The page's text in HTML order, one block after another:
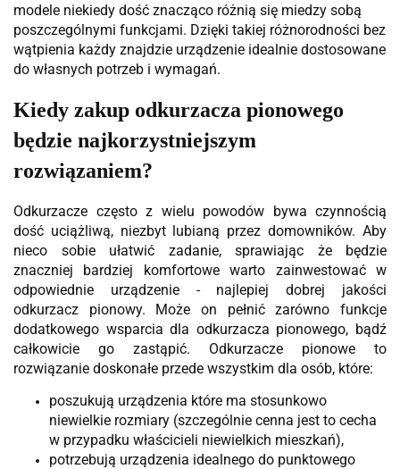
modele niekiedy dość znacząco różnią się miedzy sobą
poszczególnymi funkcjami. Dzięki takiej różnorodności bez
wątpienia każdy znajdzie urządzenie idealnie dostosowane
do własnych potrzeb i wymagań.
Kiedy zakup odkurzacza pionowego
będzie najkorzystniejszym
rozwiązaniem?
Odkurzacze często z wielu powodów bywa czynnością
dość uciążliwą, niezbyt lubianą przez domowników. Aby
nieco sobie ułatwić zadanie, sprawiając że będzie
znaczniej bardziej komfortowe warto zainwestować w
odpowiednie urządzenie - najlepiej dobrej jakości
odkurzacz pionowy. Może on pełnić zarówno funkcje
dodatkowego wsparcia dla odkurzacza pionowego, bądź
całkowicie go zastąpić. Odkurzacze pionowe to
rozwiązanie doskonałe przede wszystkim dla osób, które:
poszukują urządzenia które ma stosunkowo
niewielkie rozmiary (szczególnie cenna jest to cecha
w przypadku właścicieli niewielkich mieszkań),
potrzebują urządzenia idealnego do punktowego